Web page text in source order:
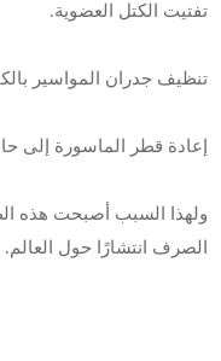
تفتيت الكتل العضوية.
تنظيف جدران المواسير
إعادة قطر الماسورة إلى
ولهذا السبب أصبحت هذه
الصرف انتشارًا حول العالم.